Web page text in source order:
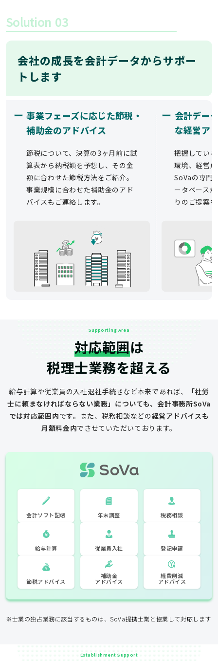
Solution 03
会社の成長を会計データからサポー
トします
ー 事業フェーズに応じた節税・
補助金のアドバイス
節税について、決算の3ヶ月前に試
算表から納税額を予想し、その金
額に合わせた節税方法をご紹介。
事業規模に合わせた補助金のアド
バイスもご連絡します。
ー 会計デー
な経営ア
把握してい
環境、経営
SoVaの専門
ータベース
りのご提案
Supporting Area
対応範囲は
税理士業務を超える
給与計算や従業員の入社退社手続きなど本来であれば、
「社労
士に頼まなければならない業務」についても、会計事務所SoVa
では対応範囲内です。 また、税務相談などの経営アドバイスも
月額料金内でさせていただいております。
一般的な税理士
会計ソフト記
帳 年末調整 税務相談
会計ソフト記帳
年末調整
税務相談
給与計算
従業員入社
登記申請
節税アドバイス
補助金
アドバイス
アドバイス
※士業の独占業務に該当するものは、SoVa提携士業と協業して対応します
Establishment Support